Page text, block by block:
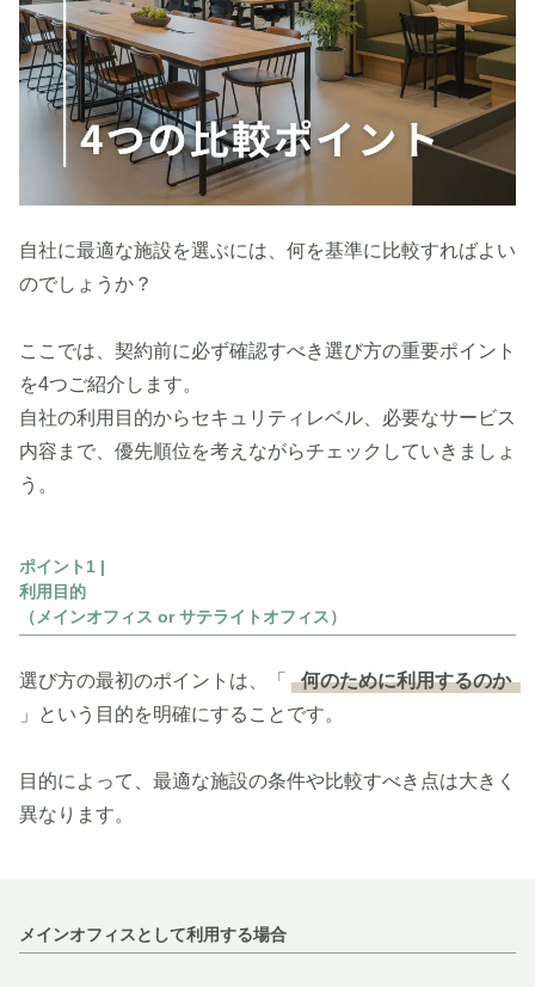
自社に最適な施設を選ぶには、何を基準に比較すればよい
のでしょうか？
ここでは、契約前に必ず確認すべき選び方の重要ポイント
を4つご紹介します。
自社の利用目的からセキュリティレベル、必要なサービス
内容まで、優先順位を考えながらチェックしていきましょ
う。
ポイント1 |
利用目的
（メインオフィス or サテライトオフィス）
選び方の最初のポイントは、「
何のために利用するのか
」という目的を明確にすることです。
目的によって、最適な施設の条件や比較すべき点は大きく
異なります。
メインオフィスとして利用する場合